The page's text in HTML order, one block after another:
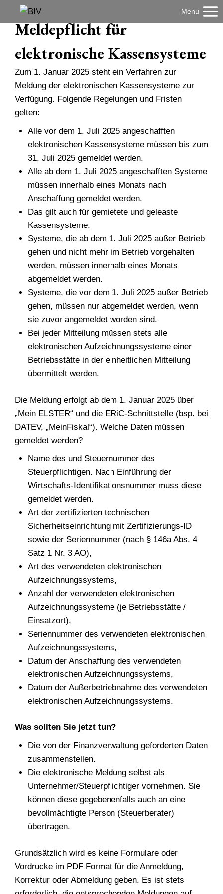
springen
Menu
Meldepflicht für
elektronische Kassensysteme
Zum 1. Januar 2025 steht ein Verfahren zur
Meldung der elektronischen Kassensysteme zur
Verfügung. Folgende Regelungen und Fristen
gelten:
Alle vor dem 1. Juli 2025 angeschafften
elektronischen Kassensysteme müssen bis zum
31. Juli 2025 gemeldet werden.
Alle ab dem 1. Juli 2025 angeschafften Systeme
müssen innerhalb eines Monats nach
Anschaffung gemeldet werden.
Das gilt auch für gemietete und geleaste
Kassensysteme.
Systeme, die ab dem 1. Juli 2025 außer Betrieb
gehen und nicht mehr im Betrieb vorgehalten
werden, müssen innerhalb eines Monats
abgemeldet werden.
Systeme, die vor dem 1. Juli 2025 außer Betrieb
gehen, müssen nur abgemeldet werden, wenn
sie zuvor angemeldet worden sind.
Bei jeder Mitteilung müssen stets alle
elektronischen Aufzeichnungssysteme einer
Betriebsstätte in der einheitlichen Mitteilung
übermittelt werden.
Die Meldung erfolgt ab dem 1. Januar 2025 über
„Mein ELSTER“ und die ERiC-Schnittstelle (bsp. bei
DATEV, „MeinFiskal“). Welche Daten müssen
gemeldet werden?
Name des und Steuernummer des
Steuerpflichtigen. Nach Einführung der
Wirtschafts-Identifikationsnummer muss diese
gemeldet werden.
Art der zertifizierten technischen
Sicherheitseinrichtung mit Zertifizierungs-ID
sowie der Seriennummer (nach § 146a Abs. 4
Satz 1 Nr. 3 AO),
Art des verwendeten elektronischen
Aufzeichnungssystems,
Anzahl der verwendeten elektronischen
Aufzeichnungssysteme (je Betriebsstätte /
Einsatzort),
Seriennummer des verwendeten elektronischen
Aufzeichnungssystems,
Datum der Anschaffung des verwendeten
elektronischen Aufzeichnungssystems,
Datum der Außerbetriebnahme des verwendeten
elektronischen Aufzeichnungssystems.
Was sollten Sie jetzt tun?
Die von der Finanzverwaltung geforderten Daten
zusammenstellen.
Die elektronische Meldung selbst als
Unternehmer/Steuerpflichtiger vornehmen. Sie
können diese gegebenenfalls auch an eine
bevollmächtigte Person (Steuerberater)
übertragen.
Grundsätzlich wird es keine Formulare oder
Vordrucke im PDF Format für die Anmeldung,
Korrektur oder Abmeldung geben. Es ist stets